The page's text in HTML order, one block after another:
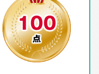
100
点